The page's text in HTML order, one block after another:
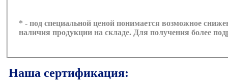
* - под специальной ценой понимается возможное
наличия продукции на складе. Для получения более
Наша сертификация: